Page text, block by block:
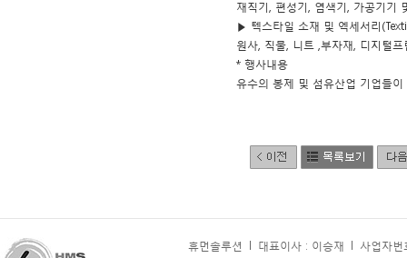
재직기, 편성기, 염색기, 가공기기
▶ 텍스타일 소재 및 엑세서리
원사, 직물, 니트 ,부자재, 디지털
* 행사내용
유수의 봉제 및 섬유산업 기업들
휴먼솔루션 대표이사 : 이승재
사업자